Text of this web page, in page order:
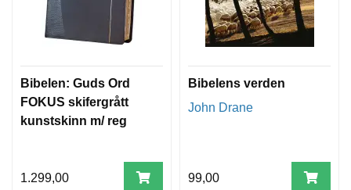
Bibelen: Guds Ord
FOKUS skifergrått
kunstskinn m/ reg
1.299,00
Bibelens verden
John Drane
99,00